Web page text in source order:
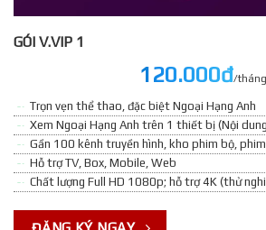
GÓI V.VIP 1
120.000đ/tháng
Trọn vẹn thể thao, đặc biệt Ngoại Hạng Anh
Xem Ngoại Hạng Anh trên 1 thiết bị (Nội
Gần 100 kênh truyền hình, kho phim bộ,
Hỗ trợ TV, Box, Mobile, Web
Chất lượng Full HD 1080p; hỗ trợ 4K (thử